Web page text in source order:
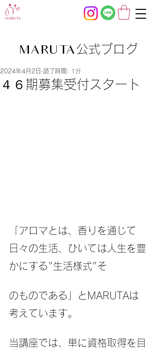
MARUTA公式ブログ
４６期募集受付スタート
2024年4月2日 読了時間: 1分
「アロマとは、香りを通じて
日々の生活、ひいては人生を豊
かにする"生活様式"そ
のものである」とMARUTAは
考えています。
当講座では、単に資格取得を目